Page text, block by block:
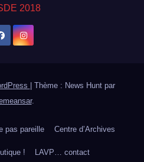
2018
Thème : News Hunt par
.
pas pareille Centre d’Archives
! LAVP… contact